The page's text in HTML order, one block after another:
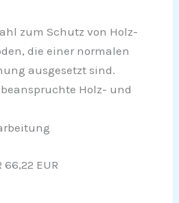
zum Schutz von Holz-
die einer normalen
ausgesetzt sind.
Holz- und
66,22 EUR